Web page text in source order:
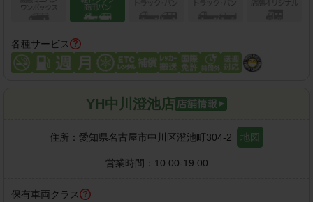
各種サービス
YH中川澄池店
住所： 愛知県名古屋市中川区澄池町304-2 地図
営業時間： 10:00-19:00
保有車両クラス